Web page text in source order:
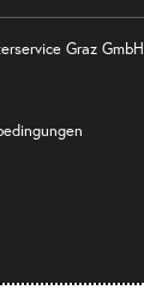
Graz GmbH